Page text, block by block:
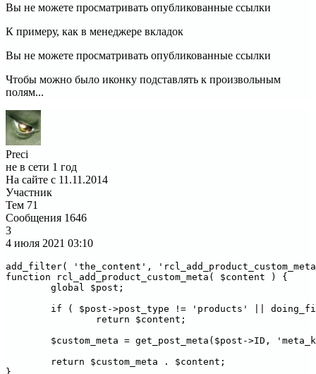
Вы не можете просматривать опубликованные ссылки
К примеру, как в менеджере вкладок
Вы не можете просматривать опубликованные ссылки
Чтобы можно было иконку подставлять к произвольным
полям...
Preci
не в сети 1 год
На сайте с 11.11.2014
Участник
Тем 71
Сообщения 1646
3
4 июля 2021 03:10
add_filter( 'the_content',
function rcl_add_product_custom_meta( $content ) {